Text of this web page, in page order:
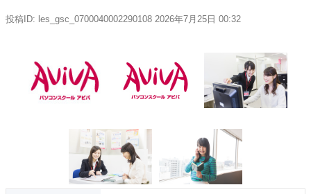
投稿ID: les_gsc_0700040002290108 2026年7月25日 00:32